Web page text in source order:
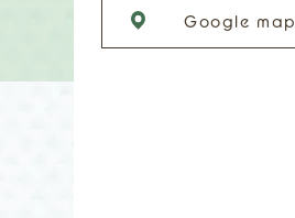
Google map